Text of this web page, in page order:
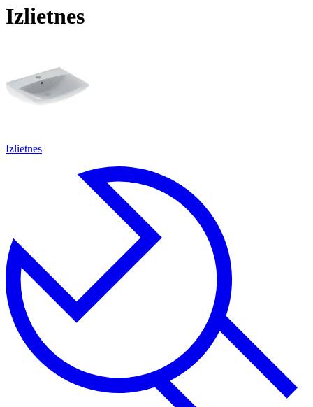
Izlietnes
Izlietnes